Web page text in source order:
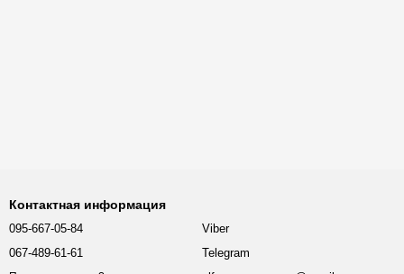
Контактная информация
095-667-05-84
067-489-61-61
Viber
Telegram